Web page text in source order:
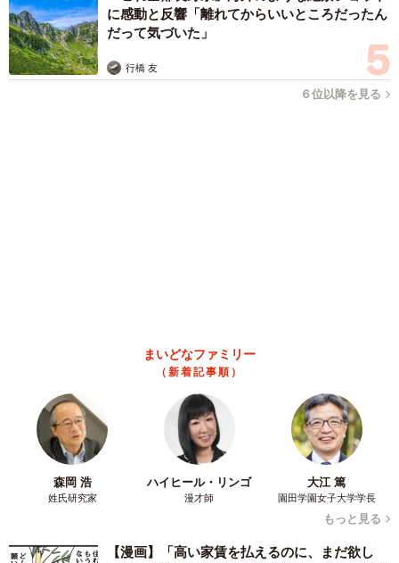
ることもできる賢い返信文とは？【漫画】
海川 まこと
2026.08.06
飼い主が食べているヨーグルトをもらえなかっ
ANNA
2026.08.06
て生きてきた母親 自己主張が苦手な娘に教わ
った大切なこと【漫画】
「かわいいストーカーに追われています」甘え
ん坊な元保護猫 最後は飼い主にダイブする姿
梨木 香奈